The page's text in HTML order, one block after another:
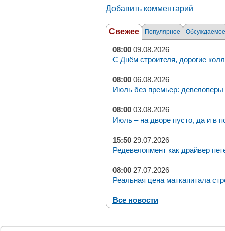
Добавить комментарий
Свежее Популярное Обсуждаемое
08:00 09.08.2026
С Днём строителя, дорогие
08:00 06.08.2026
Июль без премьер: девелоперы
08:00 03.08.2026
Июль – на дворе пусто, да и в
15:50 29.07.2026
Редевелопмент как драйвер
08:00 27.07.2026
Реальная цена маткапитала
Все новости